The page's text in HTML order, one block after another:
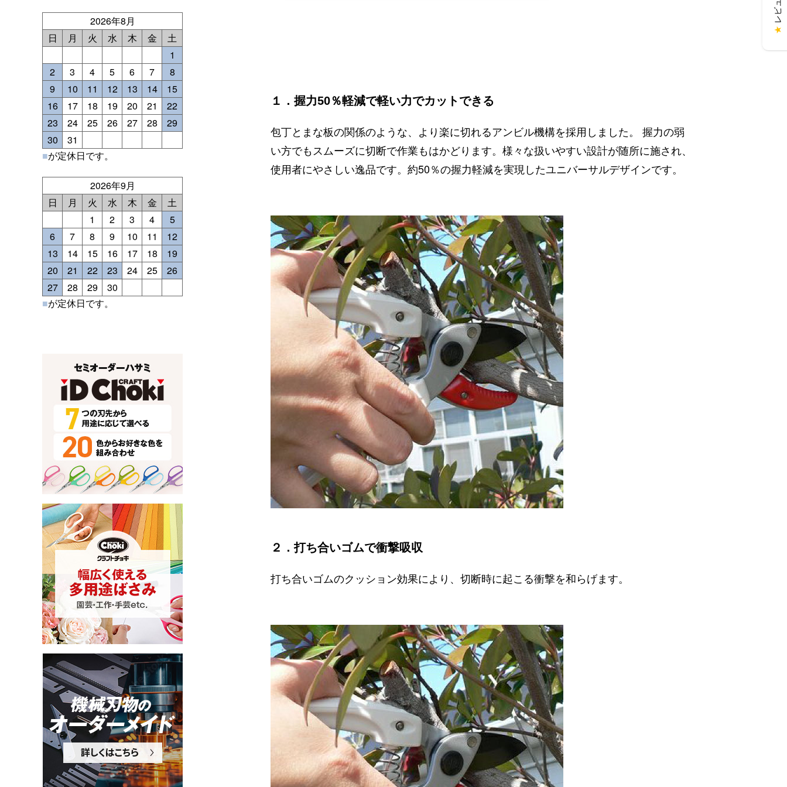
2026年8月
日
月 火 水 木 金
土
1
2
3 4 5 6 7
8
9
10 11 12 13 14
15
16
17 18 19 20 21
22
23
24 25 26 27 28
29
30
31
■が定休日です。
2026年9月
日
月 火 水 木 金
土
1
2 3 4
5
6
7 8 9 10 11
12
13
14 15 16 17 18
19
20
21 22 23 24 25
26
27
28 29
30
■が定休日です。
１．握力50％軽減で軽い力でカットできる
包丁とまな板の関係のような、より楽に切れるアンビル機構を採用しました。 握力の弱
い方でもスムーズに切断で作業もはかどります。様々な扱いやすい設計が随所に施され、
使用者にやさしい逸品です。約50％の握力軽減を実現したユニバーサルデザインです。
２．打ち合いゴムで衝撃吸収
打ち合いゴムのクッション効果により、切断時に起こる衝撃を和らげます。
★